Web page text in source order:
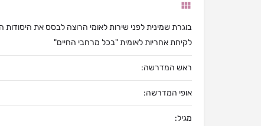
בוגרת שמינית לפני שירות לאומי הרוצה לבסס את היסודות
לקיחת אחריות לאומית "בכל מרחבי החיים"
ראש המדרשה:
אופי המדרשה:
מגיל: